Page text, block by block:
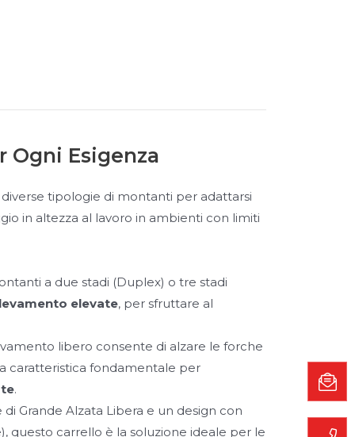
Ogni Esigenza
tipologie di montanti per adattarsi
in altezza al lavoro in ambienti con limiti
a due stadi (Duplex) o tre stadi
elevate, per sfruttare al
libero consente di alzare le forche
caratteristica fondamentale per
.
Grande Alzata Libera e un design con
questo carrello è la soluzione ideale per le